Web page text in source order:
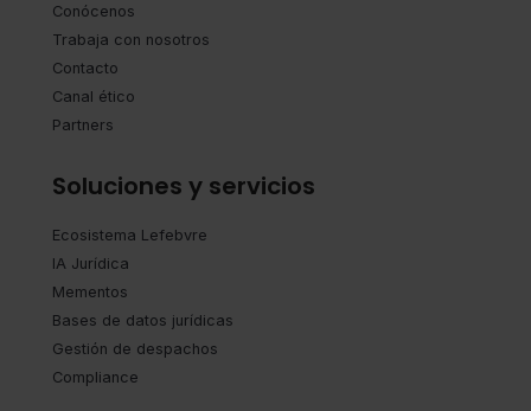
Conócenos
Trabaja con nosotros
Contacto
Canal ético
Partners
Soluciones y servicios
Ecosistema Lefebvre
IA Jurídica
Mementos
Bases de datos jurídicas
Gestión de despachos
Compliance